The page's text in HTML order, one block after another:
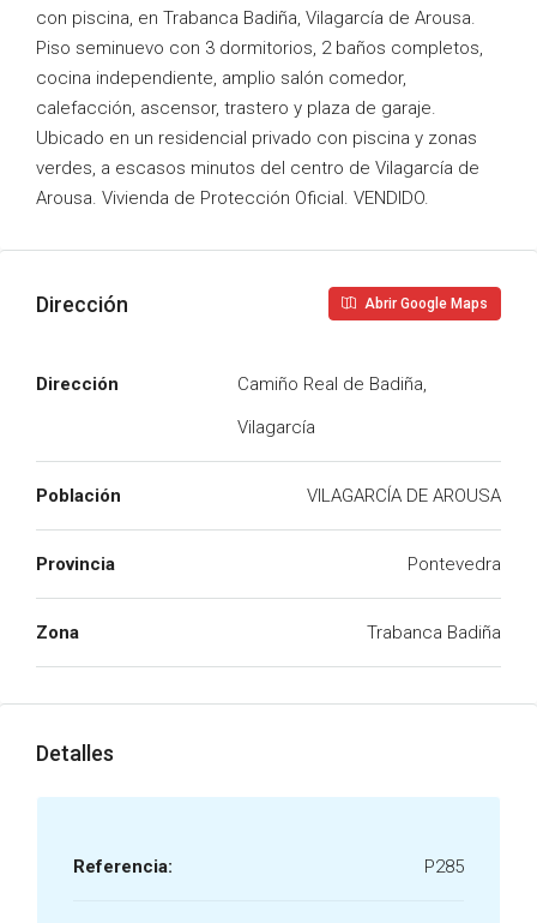
con piscina, en Trabanca Badiña, Vilagarcía de Arousa.
Piso seminuevo con 3 dormitorios, 2 baños completos,
cocina independiente, amplio salón comedor,
calefacción, ascensor, trastero y plaza de garaje.
Ubicado en un residencial privado con piscina y zonas
verdes, a escasos minutos del centro de Vilagarcía de
Arousa. Vivienda de Protección Oficial. VENDIDO.
Dirección Abrir Google Maps
Dirección
Camiño Real de Badiña,
Vilagarcía
Población VILAGARCÍA DE AROUSA
Provincia Pontevedra
Zona Trabanca Badiña
Detalles
Referencia: P285